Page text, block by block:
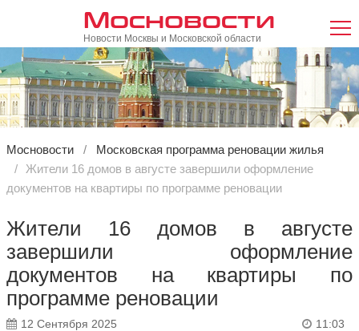
Мосновости
Новости Москвы и Московской области
Мосновости
Московская программа реновации жилья
Жители 16 домов в августе завершили оформление
документов на квартиры по программе реновации
Жители 16 домов в августе
завершили оформление
документов на квартиры по
программе реновации
12 Сентября 2025
11:03